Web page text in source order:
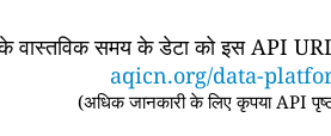
के वास्तविक समय के डेटा को इस API
aqicn.org/data-
(अधिक जानकारी के लिए कृपया API